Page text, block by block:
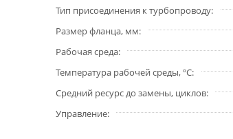
Тип присоединения к турбопроводу
Размер фланца, мм
Рабочая среда
Температура рабочей среды, ºС
Средний ресурс до замены, циклов
Управление